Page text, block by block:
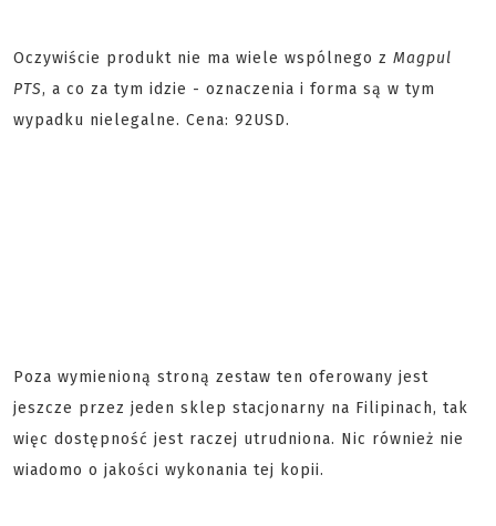
Oczywiście produkt nie ma wiele wspólnego z Magpul
PTS, a co za tym idzie - oznaczenia i forma są w tym
wypadku nielegalne. Cena: 92USD.
Poza wymienioną stroną zestaw ten oferowany jest
jeszcze przez jeden sklep stacjonarny na Filipinach, tak
więc dostępność jest raczej utrudniona. Nic również nie
wiadomo o jakości wykonania tej kopii.